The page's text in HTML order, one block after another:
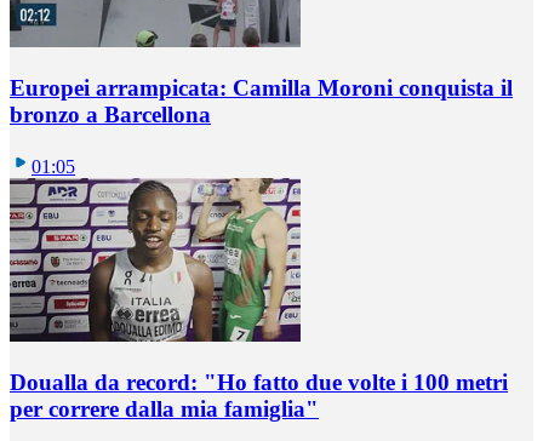
Europei arrampicata: Camilla Moroni conquista il
bronzo a Barcellona
01:05
Doualla da record: "Ho fatto due volte i 100 metri
per correre dalla mia famiglia"